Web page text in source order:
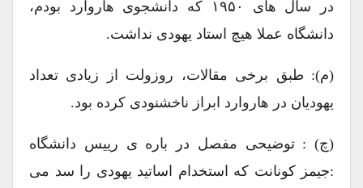
در سال های ۱۹۵۰ که دانشجوی هاروارد بودم،
دانشگاه عملا هیچ استاد یهودی نداشت.
(م): طبق برخی مقالات، روزولت از زیادی تعداد
یهودیان در هاروارد ابراز ناخشنودی کرده بود.
(چ) : توضیحی مفصل در باره ی رییس دانشگاه
:جیمز کونانت که استخدام اساتید یهودی را سد می